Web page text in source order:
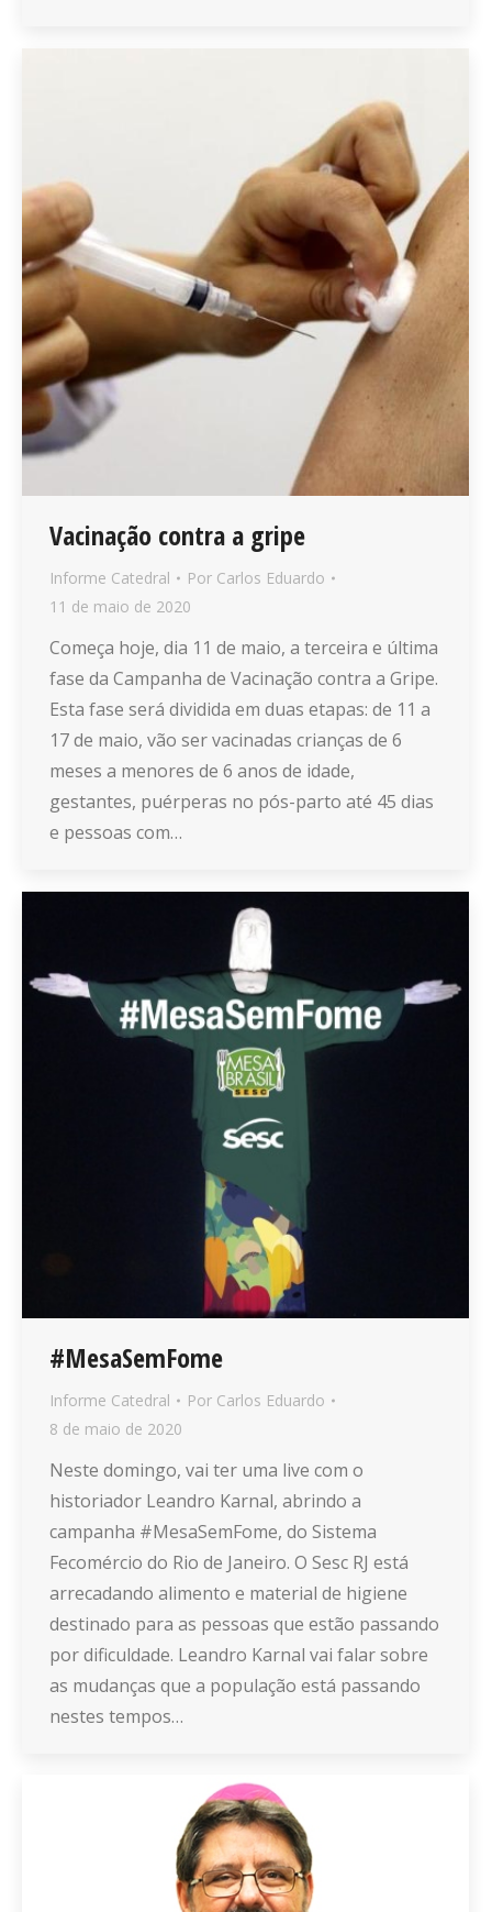
Vacinação contra a gripe
Informe Catedral Por Carlos Eduardo
11 de maio de 2020
Começa hoje, dia 11 de maio, a terceira e última
fase da Campanha de Vacinação contra a Gripe.
Esta fase será dividida em duas etapas: de 11 a
17 de maio, vão ser vacinadas crianças de 6
meses a menores de 6 anos de idade,
gestantes, puérperas no pós-parto até 45 dias
e pessoas com…
#MesaSemFome
Informe Catedral Por Carlos Eduardo
8 de maio de 2020
Neste domingo, vai ter uma live com o
historiador Leandro Karnal, abrindo a
campanha #MesaSemFome, do Sistema
Fecomércio do Rio de Janeiro. O Sesc RJ está
arrecadando alimento e material de higiene
destinado para as pessoas que estão passando
por dificuldade. Leandro Karnal vai falar sobre
as mudanças que a população está passando
nestes tempos…